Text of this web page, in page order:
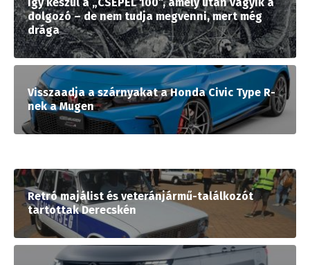
Így készül a „CSEPEL 100”, amely után vágyik a
dolgozó – de nem tudja megvenni, mert még
drága
Visszaadja a szárnyakat a Honda Civic Type R-
nek a Mugen
Retró majálist és veteránjármű-találkozót
tartottak Derecskén